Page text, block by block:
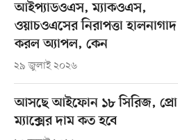
আইপ্যাডওএস, ম্যাকওএস,
ওয়াচওএসের নিরাপত্তা হালনাগাদ
করল অ্যাপল, কেন
২৯ জুলাই ২০২৬
আসছে আইফোন ১৮ সিরিজ, প্রো
ম্যাক্সের দাম কত হবে